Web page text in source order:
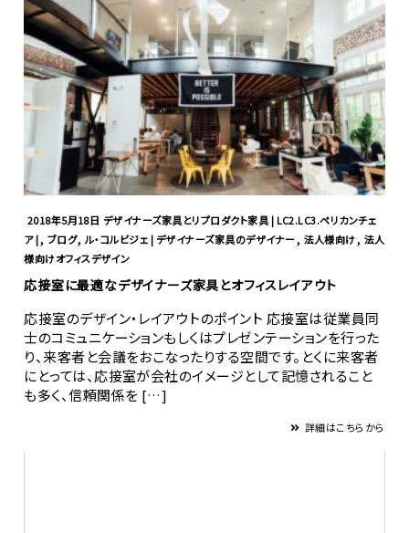
2018年5月18日 デザイナーズ家具とリプロダクト家具 | LC2.LC3.ペリカンチェ
ア |, ブログ, ル・コルビジェ | デザイナーズ家具のデザイナー, 法人様向け, 法人
様向けオフィスデザイン
応接室に最適なデザイナーズ家具とオフィスレイアウト
応接室のデザイン・レイアウトのポイント 応接室は従業員同
士のコミュニケーションもしくはプレゼンテーションを行った
り、来客者と会議をおこなったりする空間です。とくに来客者
にとっては、応接室が会社のイメージとして記憶されること
も多く、信頼関係を […]
詳細はこちらから